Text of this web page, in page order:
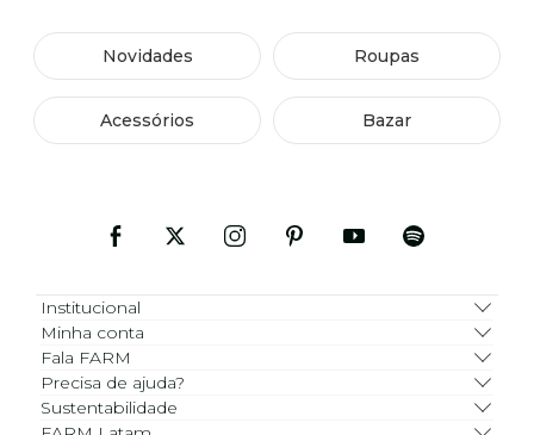
Novidades Roupas
Acessórios Bazar
Institucional
Minha conta
Fala FARM
Precisa de ajuda?
Sustentabilidade